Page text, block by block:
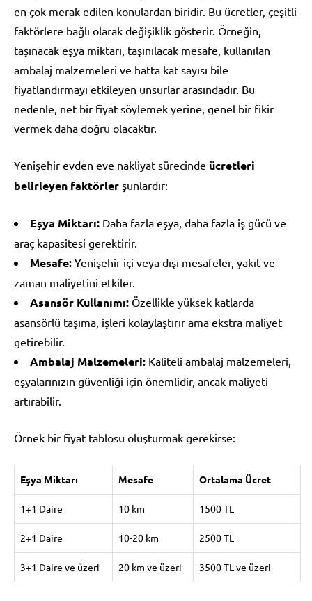
en çok merak edilen konulardan biridir. Bu ücretler, çeşitli
faktörlere bağlı olarak değişiklik gösterir. Örneğin,
taşınacak eşya miktarı, taşınılacak mesafe, kullanılan
ambalaj malzemeleri ve hatta kat sayısı bile
fiyatlandırmayı etkileyen unsurlar arasındadır. Bu
nedenle, net bir fiyat söylemek yerine, genel bir fikir
vermek daha doğru olacaktır.
Yenişehir evden eve nakliyat sürecinde ücretleri
belirleyen faktörler şunlardır:
Eşya Miktarı: Daha fazla eşya, daha fazla iş gücü ve
araç kapasitesi gerektirir.
Mesafe: Yenişehir içi veya dışı mesafeler, yakıt ve
zaman maliyetini etkiler.
Asansör Kullanımı: Özellikle yüksek katlarda
asansörlü taşıma, işleri kolaylaştırır ama ekstra maliyet
getirebilir.
Ambalaj Malzemeleri: Kaliteli ambalaj malzemeleri,
eşyalarınızın güvenliği için önemlidir, ancak maliyeti
artırabilir.
Örnek bir fiyat tablosu oluşturmak gerekirse:
Eşya Miktarı Mesafe Ortalama Ücret
1+1 Daire 10 km 1500 TL
2+1 Daire 10-20 km 2500 TL
3+1 Daire ve üzeri 20 km ve üzeri 3500 TL ve üzeri